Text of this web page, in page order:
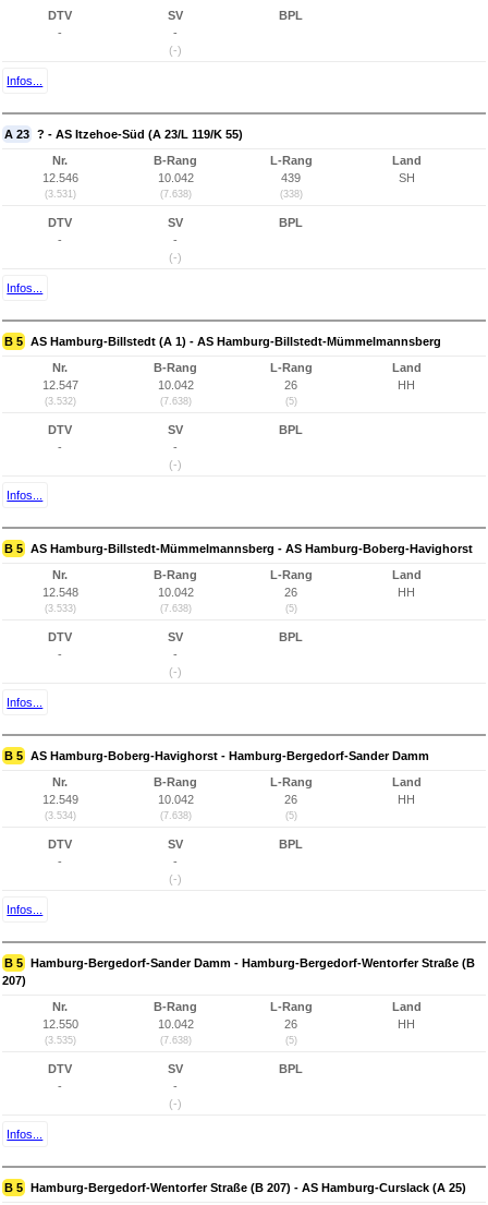
DTV
-
SV
-
(-)
BPL
Infos...
A 23 ? - AS Itzehoe-Süd (A 23/L 119/K 55)
Nr.
12.546
(3.531)
B-Rang
10.042
(7.638)
L-Rang
439
(338)
Land
SH
DTV
-
SV
-
(-)
BPL
Infos...
B 5 AS Hamburg-Billstedt (A 1) - AS Hamburg-Billstedt-Mümmelmannsberg
Nr.
12.547
(3.532)
B-Rang
10.042
(7.638)
L-Rang
26
(5)
Land
HH
DTV
-
SV
-
(-)
BPL
Infos...
B 5 AS Hamburg-Billstedt-Mümmelmannsberg - AS Hamburg-Boberg-Havighorst
Nr.
12.548
(3.533)
B-Rang
10.042
(7.638)
L-Rang
26
(5)
Land
HH
DTV
-
SV
-
(-)
BPL
Infos...
B 5 AS Hamburg-Boberg-Havighorst - Hamburg-Bergedorf-Sander Damm
Nr.
12.549
(3.534)
B-Rang
10.042
(7.638)
L-Rang
26
(5)
Land
HH
DTV
-
SV
-
(-)
BPL
Infos...
B 5 Hamburg-Bergedorf-Sander Damm - Hamburg-Bergedorf-Wentorfer Straße (B
207)
Nr.
12.550
(3.535)
B-Rang
10.042
(7.638)
L-Rang
26
(5)
Land
HH
DTV
-
SV
-
(-)
BPL
Infos...
B 5 Hamburg-Bergedorf-Wentorfer Straße (B 207) - AS Hamburg-Curslack (A 25)